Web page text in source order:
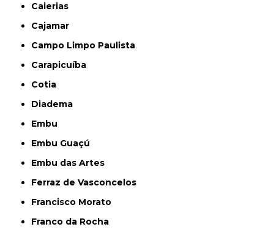
Caierias
Cajamar
Campo Limpo Paulista
Carapicuíba
Cotia
Diadema
Embu
Embu Guaçú
Embu das Artes
Ferraz de Vasconcelos
Francisco Morato
Franco da Rocha